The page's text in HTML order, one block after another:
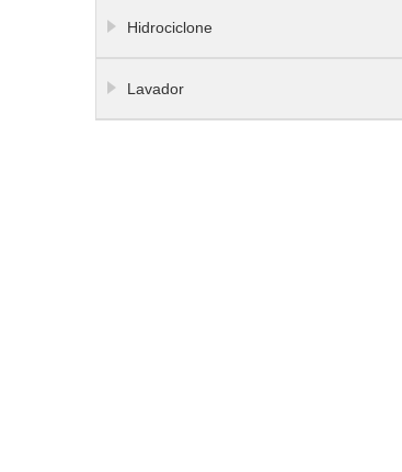
Hidrociclone
Lavador